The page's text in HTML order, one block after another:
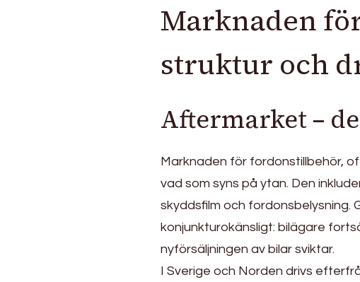
Marknaden
struktur och
Aftermarket –
Marknaden för fordonstillbehör,
vad som syns på ytan. Den
skyddsfilm och
konjunkturokänsligt: bilägare
nyförsäljningen av bilar sviktar.
I Sverige och Norden drivs